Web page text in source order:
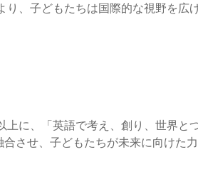
、子どもたちは国際的な視野を広
に、「英語で考え、創り、世界と
させ、子どもたちが未来に向けた